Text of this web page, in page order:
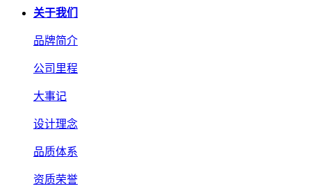
关于我们
品牌简介
公司里程
大事记
设计理念
品质体系
资质荣誉